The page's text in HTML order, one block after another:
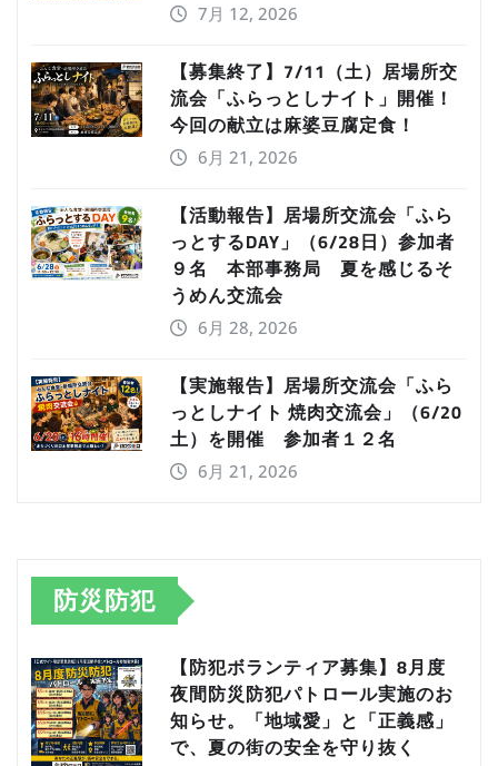
7月 12, 2026
【募集終了】7/11（土）居場所交
流会「ふらっとしナイト」開催！
今回の献立は麻婆豆腐定食！
6月 21, 2026
【活動報告】居場所交流会「ふら
っとするDAY」（6/28日）参加者
９名 本部事務局 夏を感じるそ
うめん交流会
6月 28, 2026
【実施報告】居場所交流会「ふら
っとしナイト 焼肉交流会」（6/20
土）を開催 参加者１２名
6月 21, 2026
防災防犯
【防犯ボランティア募集】8月度
夜間防災防犯パトロール実施のお
知らせ。「地域愛」と「正義感」
で、夏の街の安全を守り抜く